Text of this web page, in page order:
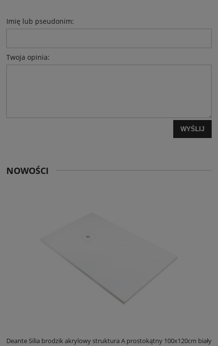
Imię lub pseudonim:
Twoja opinia:
WYŚLIJ
NOWOŚCI
Deante Silia brodzik akrylowy struktura A prostokątny 100x120cm biały